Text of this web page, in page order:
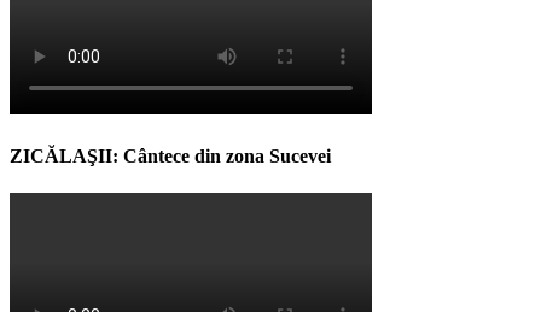
ZICĂLAŞII: Cântece din zona Sucevei